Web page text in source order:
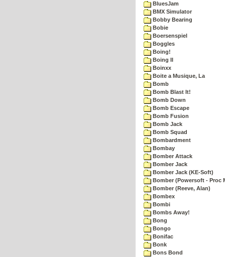
BluesJam
BMX Simulator
Bobby Bearing
Bobie
Boersenspiel
Boggles
Boing!
Boing II
Boinxx
Boite a Musique, La
Bomb
Bomb Blast It!
Bomb Down
Bomb Escape
Bomb Fusion
Bomb Jack
Bomb Squad
Bombardment
Bombay
Bomber Attack
Bomber Jack
Bomber Jack (KE-Soft)
Bomber (Powersoft - Proc
Bomber (Reeve, Alan)
Bombex
Bombi
Bombs Away!
Bong
Bongo
Bonifac
Bonk
Bons Bond